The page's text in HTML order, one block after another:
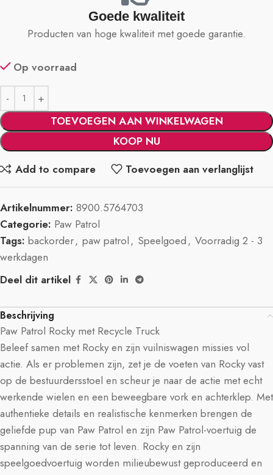
Goede kwaliteit
Producten van hoge kwaliteit met goede garantie.
Op voorraad
TOEVOEGEN AAN WINKELWAGEN
KOOP NU
Add to compare
Toevoegen aan verlanglijst
Artikelnummer: 8900.5764703
Categorie: Paw Patrol
Tags: backorder, paw patrol, Speelgoed, Voorradig 2 - 3
werkdagen
Deel dit artikel
Beschrijving
Paw Patrol Rocky met Recycle Truck
Beleef samen met Rocky en zijn vuilniswagen missies vol
actie. Als er problemen zijn, zet je de voeten van Rocky vast
op de bestuurdersstoel en scheur je naar de actie met echt
werkende wielen en een beweegbare vork en achterklep. Met
authentieke details en realistische kenmerken brengen de
geliefde pup van Paw Patrol en zijn Paw Patrol-voertuig de
spanning van de serie tot leven. Rocky en zijn
speelgoedvoertuig worden milieubewust geproduceerd en